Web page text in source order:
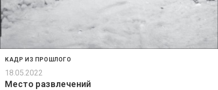
КАДР ИЗ ПРОШЛОГО
18.05.2022
Место развлечений